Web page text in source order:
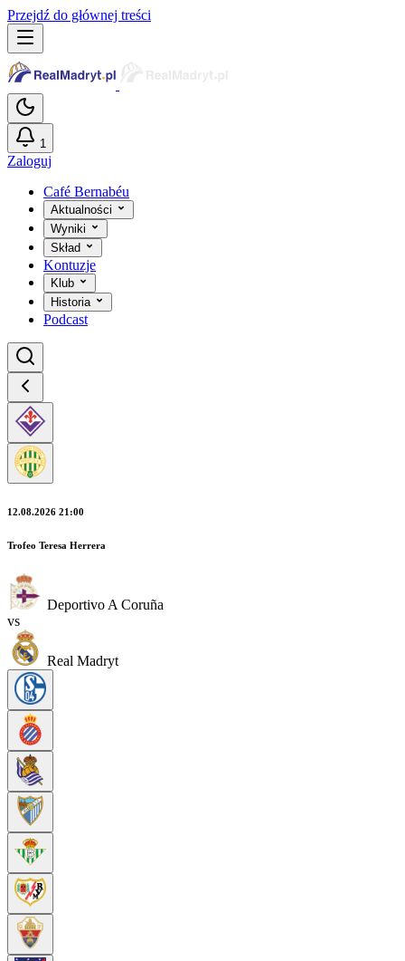
Przejdź do głównej treści
1
Zaloguj
Café Bernabéu
Aktualności
Wyniki
Skład
Kontuzje
Klub
Historia
Podcast
12.08.2026 21:00
Trofeo Teresa Herrera
Deportivo A Coruña
vs
Real Madryt